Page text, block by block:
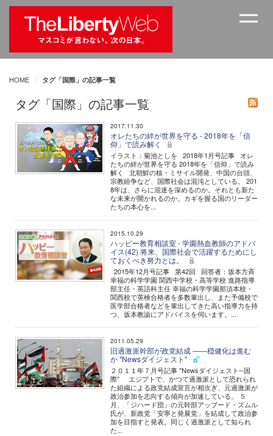
HOME タグ「国際」の記事一覧
タグ「国際」の記事一覧
2017.11.30
オレたちの絆が世界を守る - 2018年を「信
仰」で読み解く
イラスト：菊池としを 2018年1月号記事 オレ
たちの絆が世界を守る 2018年を「信仰」で読み
解く 北朝鮮の核・ミサイル開発、中国の台頭、
宗教紛争など、国際社会は混沌としている。 201
8年は、さらに混迷を深めるのか。それとも新た
な未来が開かれるのか。カギを握る国のリーダー
たちの本心を...
2015.10.29
ハッピー教育相談室 - 学園熱血教師のアドバ
イス(42) 将来、国際社会で活躍するためにし
ておくべき努力とは。
2015年12月号記事 第42回 回答者：坂本方斉
幸福の科学学園 関西中学校・高等学校 進路指導
部主任・英語科主任 幸福の科学学園那須本校・
関西校で英検合格者を多数輩出し、また予備校で
医学部合格者などを輩出してきた高い指導力を持
つ、坂本教諭にアドバイスを伺います。...
2011.05.29
旧過激派幹部が政党結成 ――穏健化は進む
か "Newsダイジェスト"
２０１１年７月号記事 "Newsダイジェスト─国
際" エジプトで、かつて過激派として恐れられ
た組織による政党結成宣言が相次ぎ、元過激派が
政治参加を志向する傾向が加速している。 ５
月、「ジハード団」の元幹部アッブード・ズムル
氏が、新政党「安寧と発展党」を結成して政治参
加を目指すと発表。同じく過激派として知られ
た...